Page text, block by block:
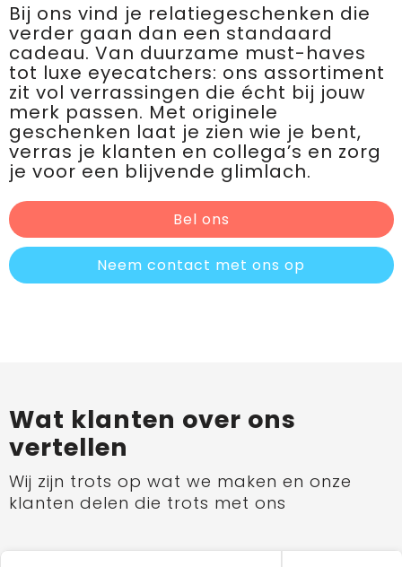
Bij ons vind je relatiegeschenken die
verder gaan dan een standaard
cadeau. Van duurzame must-haves
tot luxe eyecatchers: ons assortiment
zit vol verrassingen die écht bij jouw
merk passen. Met originele
geschenken laat je zien wie je bent,
verras je klanten en collega’s en zorg
je voor een blijvende glimlach.
Bel ons
Neem contact met ons op
Wat klanten over ons
vertellen
Wij zijn trots op wat we maken en onze
klanten delen die trots met ons